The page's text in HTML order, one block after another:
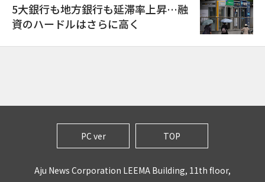
5大銀行も地方銀行も延滞率上昇…融
資のハードルはさらに高く
PC ver TOP
Aju News Corporation LEEMA Building, 11th floor,